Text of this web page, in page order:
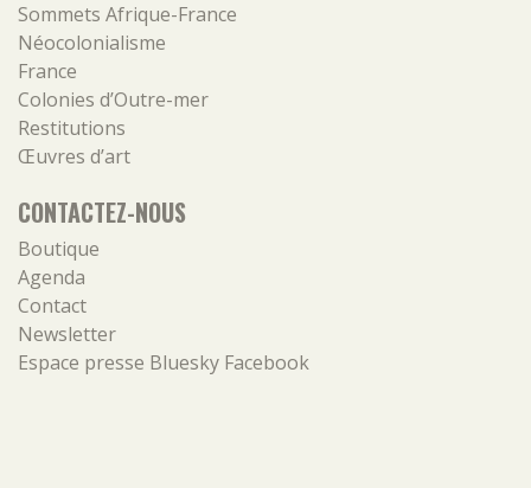
Sommets Afrique-France
Néocolonialisme
France
Colonies d’Outre-mer
Restitutions
Œuvres d’art
CONTACTEZ-NOUS
Boutique
Agenda
Contact
Newsletter
Espace presse Bluesky Facebook